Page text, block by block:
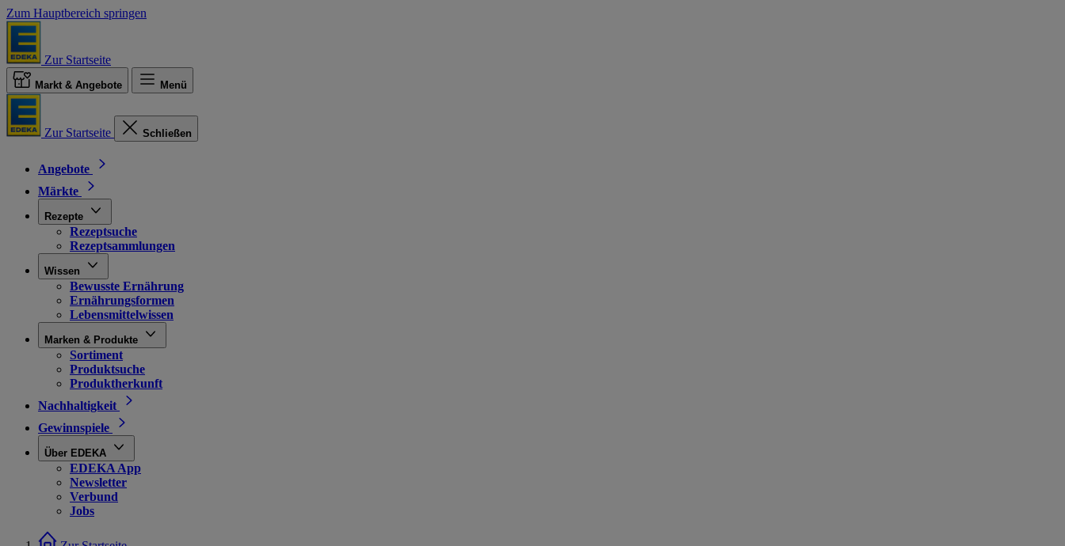
Zum Hauptbereich springen
Zur Startseite
Markt & Angebote Menü
Zur Startseite Schließen
Angebote
Märkte
Rezepte
Rezeptsuche
Rezeptsammlungen
Wissen
Bewusste Ernährung
Ernährungsformen
Lebensmittelwissen
Marken & Produkte
Sortiment
Produktsuche
Produktherkunft
Nachhaltigkeit
Gewinnspiele
Über EDEKA
EDEKA App
Newsletter
Verbund
Jobs